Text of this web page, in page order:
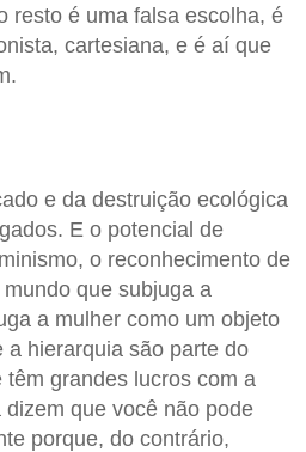
resto é uma falsa escolha, é
cartesiana, e é aí que
e da destruição ecológica
E o potencial de
o reconhecimento de
que subjuga a
a mulher como um objeto
a hierarquia são parte do
grandes lucros com a
que você não pode
porque, do contrário,